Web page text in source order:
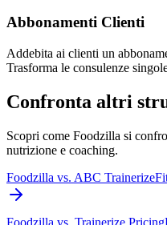
Abbonamenti Clienti
Addebita ai clienti un
Trasforma le consulenze
Confronta altri
Scopri come Foodzilla si
nutrizione e coaching.
Foodzilla vs. ABC Trainerize
Foodzilla vs. Trainerize Pricing